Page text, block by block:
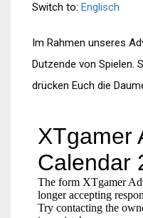
Switch to: Englisch
Im Rahmen unseres
Dutzende von Spielen.
drücken Euch die